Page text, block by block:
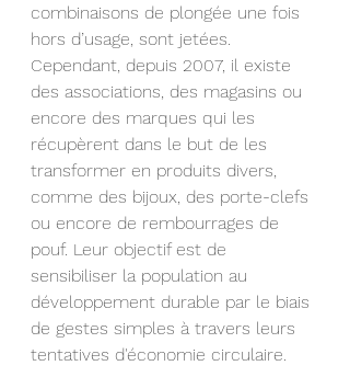
combinaisons de plongée une fois
hors d’usage, sont jetées.
Cependant, depuis 2007, il existe
des associations, des magasins ou
encore des marques qui les
récupèrent dans le but de les
transformer en produits divers,
comme des bijoux, des porte-clefs
ou encore de rembourrages de
pouf. Leur objectif est de
sensibiliser la population au
développement durable par le biais
de gestes simples à travers leurs
tentatives d'économie circulaire.